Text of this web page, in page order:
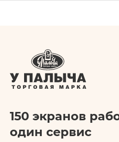
150 экранов
один сервис